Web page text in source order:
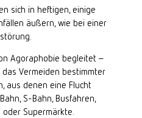
sich in heftigen, einige
äußern, wie bei einer
Agoraphobie begleitet –
Vermeiden bestimmter
aus denen eine Flucht
S-Bahn, Busfahren,
Supermärkte.